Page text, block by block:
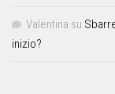
Valentina su
inizio?